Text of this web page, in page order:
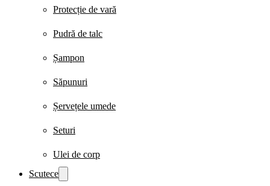
Protecție de vară
Pudră de talc
Șampon
Săpunuri
Șervețele umede
Seturi
Ulei de corp
Scutece